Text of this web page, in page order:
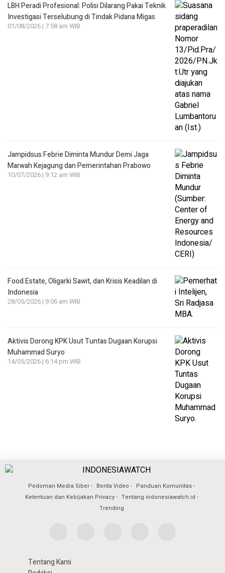
LBH Peradi Profesional: Polisi Dilarang Pakai Teknik
Investigasi Terselubung di Tindak Pidana Migas
01/08/2026 | 7:58 am WIB
Jampidsus Febrie Diminta Mundur Demi Jaga
Marwah Kejagung dan Pemerintahan Prabowo
10/07/2026 | 9:12 am WIB
Food Estate, Oligarki Sawit, dan Krisis Keadilan di
Indonesia
28/05/2026 | 9:06 am WIB
Aktivis Dorong KPK Usut Tuntas Dugaan Korupsi
Muhammad Suryo
14/05/2026 | 6:14 pm WIB
Pedoman Media Siber Berita Video
Panduan Komunitas
Ketentuan dan Kebijakan Privacy
Tentang indonesiawatch.id
Trending
Tentang Kami